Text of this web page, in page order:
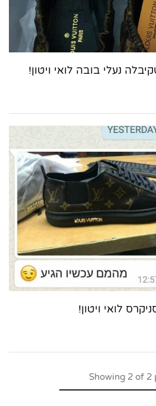
נעלי בובה לואי ויטון!
לואי ויטון!
Showing 2 of 2